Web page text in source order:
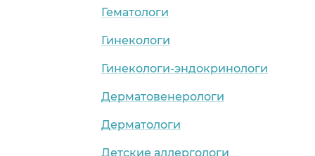
Гематологи
Гинекологи
Гинекологи-эндокринологи
Дерматовенерологи
Дерматологи
Детские аллергологи